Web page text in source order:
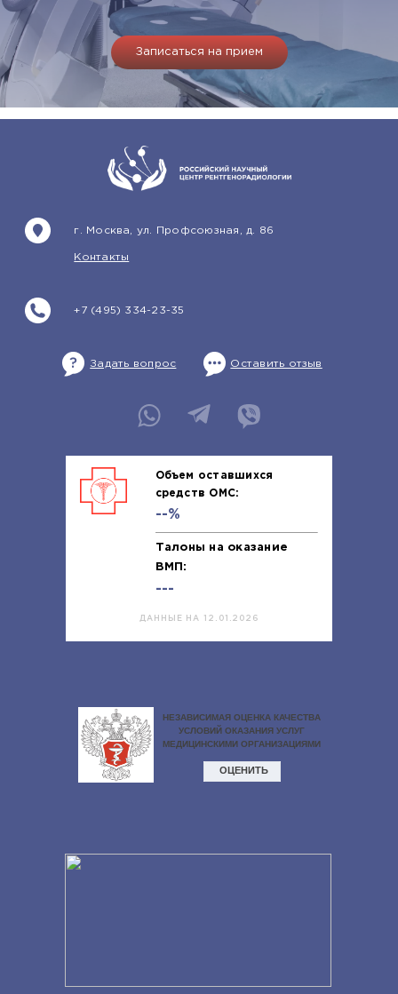
Записаться на прием
+7 (495) 334-23-35
г. Москва, ул. Профсоюзная, д. 86
Контакты
Задать вопрос Оставить отзыв
Объем оставшихся
средств ОМС:
--%
Талоны на оказание
ВМП:
---
ДАННЫЕ НА 12.01.2026